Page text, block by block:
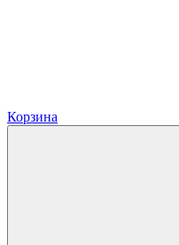
Корзина